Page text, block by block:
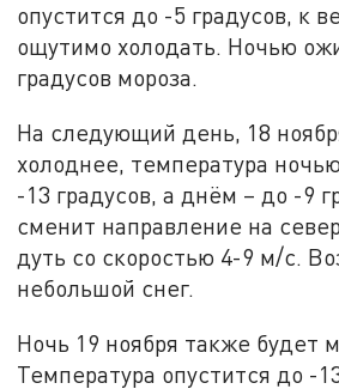
опустится до -5 градусов, к
ощутимо холодать. Ночью
градусов мороза.
На следующий день, 18
холоднее, температура
-13 градусов, а днём – до -9
сменит направление на
дуть со скоростью 4-9 м/с.
небольшой снег.
Ночь 19 ноября также будет
Температура опустится до -